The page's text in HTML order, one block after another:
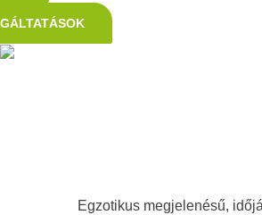
Egzotikus megjelenésű,